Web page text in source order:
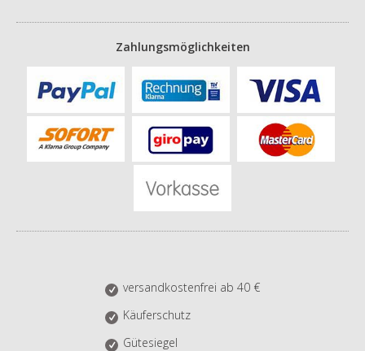
Zahlungsmöglichkeiten
versandkostenfrei ab 40 €
Käuferschutz
Gütesiegel